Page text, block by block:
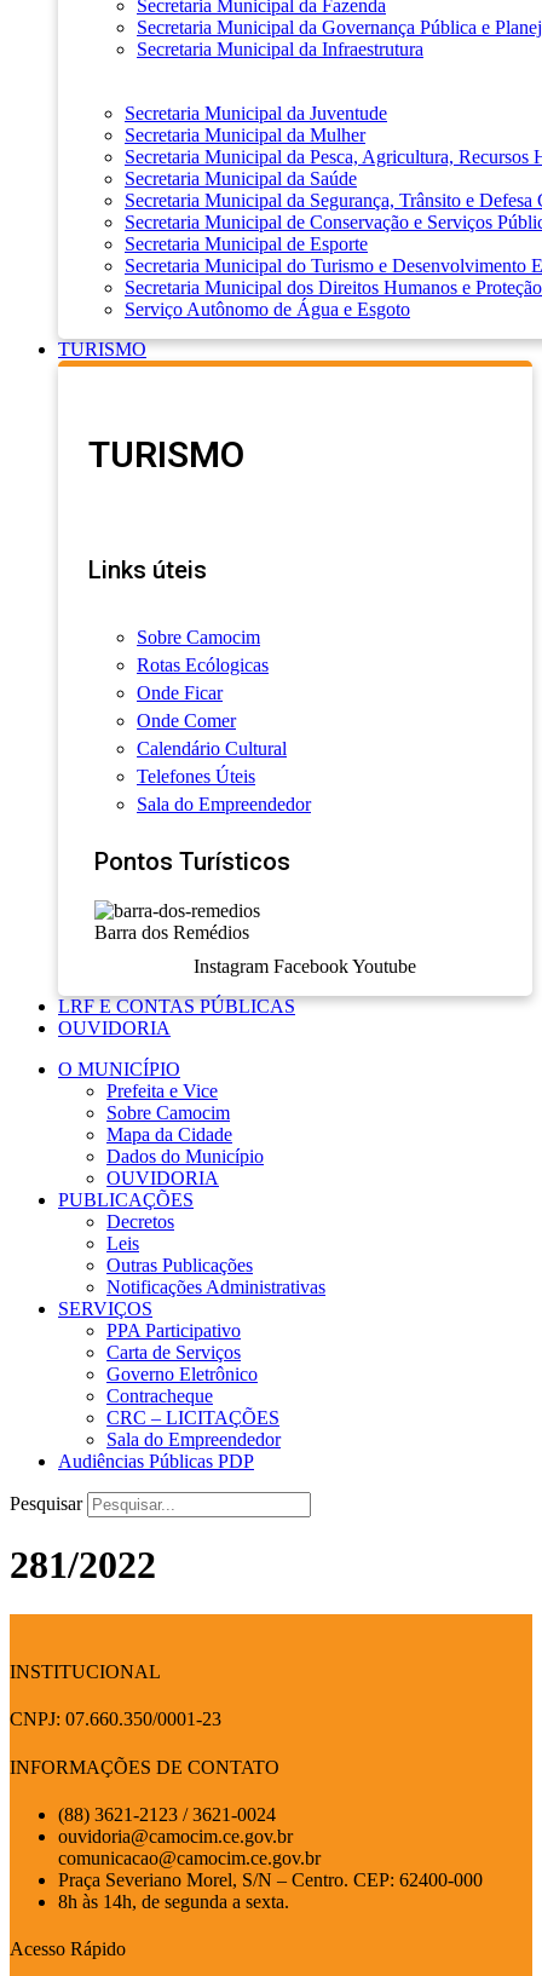
Secretaria Municipal da Fazenda
Secretaria Municipal da Governança Pública e
Secretaria Municipal da Infraestrutura
Secretaria Municipal da Juventude
Secretaria Municipal da Mulher
Secretaria Municipal da Pesca, Agricultura, Recursos
Secretaria Municipal da Saúde
Secretaria Municipal da Segurança, Trânsito e Defesa
Secretaria Municipal de Conservação e Serviços
Secretaria Municipal de Esporte
Secretaria Municipal do Turismo e Desenvolvimento
Secretaria Municipal dos Direitos Humanos e
Serviço Autônomo de Água e Esgoto
TURISMO
TURISMO
Links úteis
Sobre Camocim
Rotas Ecólogicas
Onde Ficar
Onde Comer
Calendário Cultural
Telefones Úteis
Sala do Empreendedor
Pontos Turísticos
Barra dos Remédios
Instagram Facebook Youtube
LRF E CONTAS PÚBLICAS
OUVIDORIA
O MUNICÍPIO
Prefeita e Vice
Sobre Camocim
Mapa da Cidade
Dados do Município
OUVIDORIA
PUBLICAÇÕES
Decretos
Leis
Outras Publicações
Notificações Administrativas
SERVIÇOS
PPA Participativo
Carta de Serviços
Governo Eletrônico
Contracheque
CRC – LICITAÇÕES
Sala do Empreendedor
Audiências Públicas PDP
Pesquisar
281/2022
INSTITUCIONAL
CNPJ: 07.660.350/0001-23
INFORMAÇÕES DE CONTATO
(88) 3621-2123 / 3621-0024
ouvidoria@camocim.ce.gov.br
comunicacao@camocim.ce.gov.br
Praça Severiano Morel, S/N – Centro. CEP: 62400-000
8h às 14h, de segunda a sexta.
Acesso Rápido